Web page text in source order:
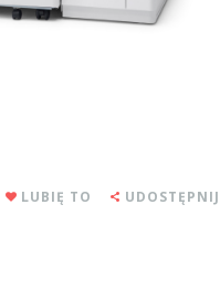
LUBIĘ TO UDOSTĘPNIJ